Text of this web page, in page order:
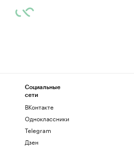
Социальные
сети
ВКонтакте
Одноклассники
Telegram
Дзен